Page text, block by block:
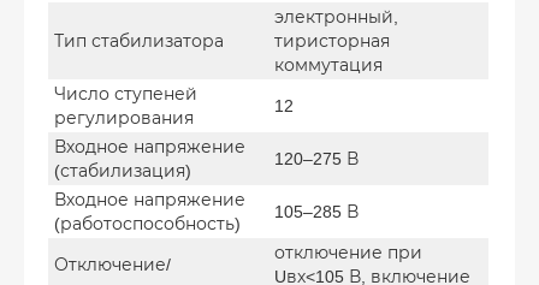
Тип стабилизатора
электронный,
тиристорная
коммутация
Число ступеней
регулирования
12
Входное напряжение
(стабилизация)
120–275 В
Входное напряжение
(работоспособность)
105–285 В
Отключение/
отключение при
Uвх<105 В, включение